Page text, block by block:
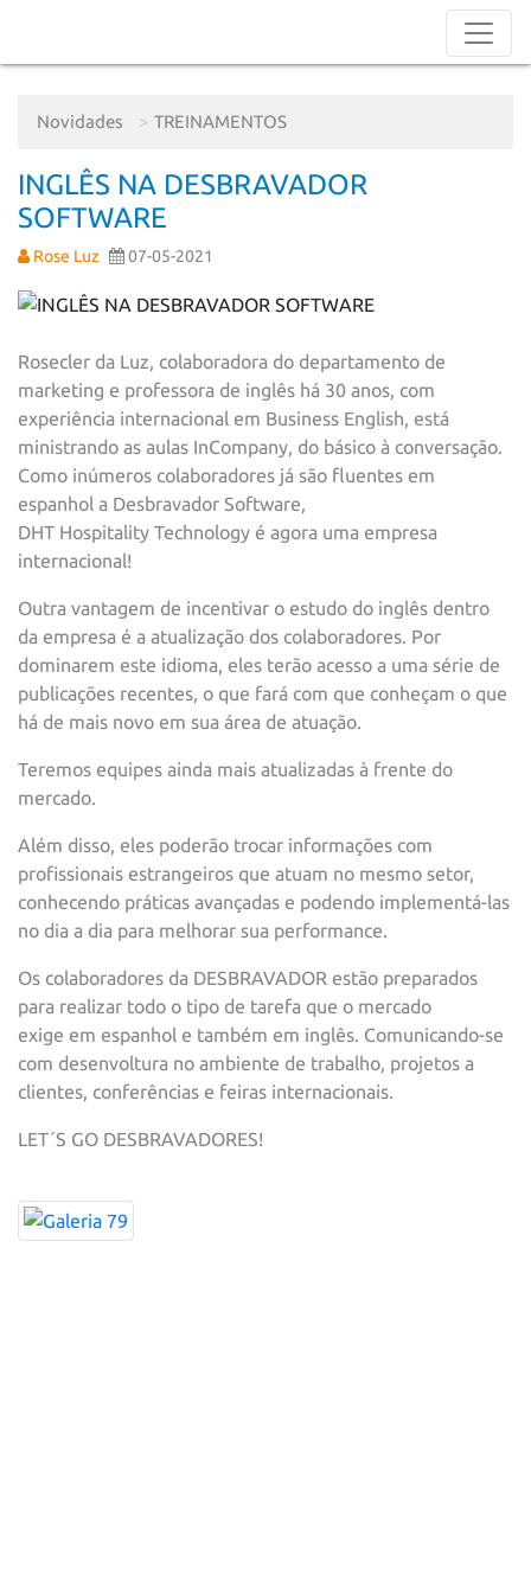
Novidades TREINAMENTOS
INGLÊS NA DESBRAVADOR
SOFTWARE
Rose Luz 07-05-2021
Rosecler da Luz, colaboradora do departamento de
marketing e professora de inglês há 30 anos, com
experiência internacional em Business English, está
ministrando as aulas InCompany, do básico à conversação.
Como inúmeros colaboradores já são fluentes em
espanhol a Desbravador Software,
DHT Hospitality Technology é agora uma empresa
internacional!
Outra vantagem de incentivar o estudo do inglês dentro
da empresa é a atualização dos colaboradores. Por
dominarem este idioma, eles terão acesso a uma série de
publicações recentes, o que fará com que conheçam o que
há de mais novo em sua área de atuação.
Teremos equipes ainda mais atualizadas à frente do
mercado.
Além disso, eles poderão trocar informações com
profissionais estrangeiros que atuam no mesmo setor,
conhecendo práticas avançadas e podendo implementá-las
no dia a dia para melhorar sua performance.
Os colaboradores da DESBRAVADOR estão preparados
para realizar todo o tipo de tarefa que o mercado
exige em espanhol e também em inglês. Comunicando-se
com desenvoltura no ambiente de trabalho, projetos a
clientes, conferências e feiras internacionais.
LET´S GO DESBRAVADORES!